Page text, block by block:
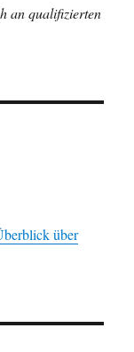
an qualifizierten
über